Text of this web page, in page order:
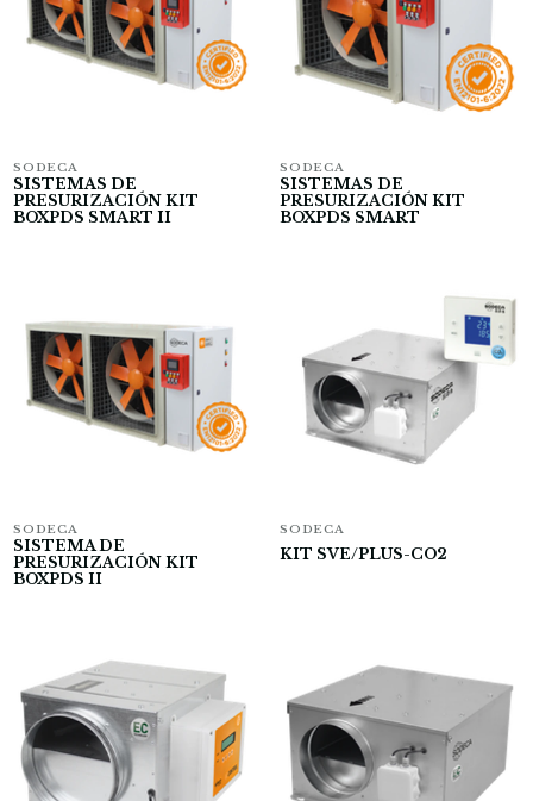
SODECA
SISTEMAS DE
PRESURIZACIÓN KIT
BOXPDS SMART II
SODECA
SISTEMAS DE
PRESURIZACIÓN KIT
BOXPDS SMART
SODECA
SISTEMA DE
PRESURIZACIÓN KIT
BOXPDS II
SODECA
KIT SVE/PLUS-CO2